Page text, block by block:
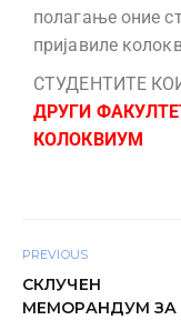
полагање оние с
пријавиле
СТУДЕНТИТЕ
ДРУГИ
КОЛОКВИУМ
PREVIOUS
СКЛУЧЕН
МЕМОРАНДУМ ЗА